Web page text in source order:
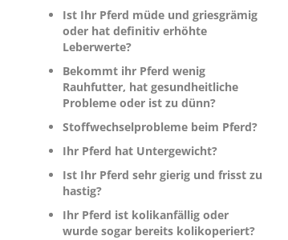
Ist Ihr Pferd müde und griesgrämig
oder hat definitiv erhöhte
Leberwerte?
Bekommt ihr Pferd wenig
Rauhfutter, hat gesundheitliche
Probleme oder ist zu dünn?
Stoffwechselprobleme beim Pferd?
Ihr Pferd hat Untergewicht?
Ist Ihr Pferd sehr gierig und frisst zu
hastig?
Ihr Pferd ist kolikanfällig oder
wurde sogar bereits kolikoperiert?